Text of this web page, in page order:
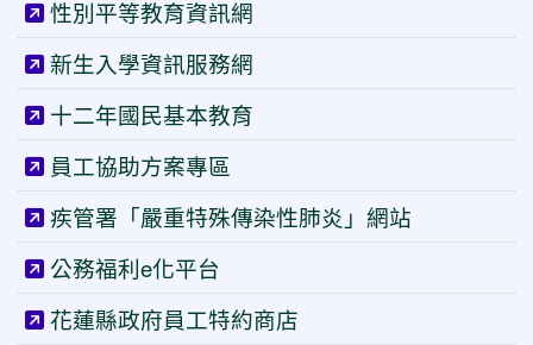
性別平等教育資訊網
新生入學資訊服務網
十二年國民基本教育
員工協助方案專區
疾管署「嚴重特殊傳染性肺炎」網站
公務福利e化平台
花蓮縣政府員工特約商店